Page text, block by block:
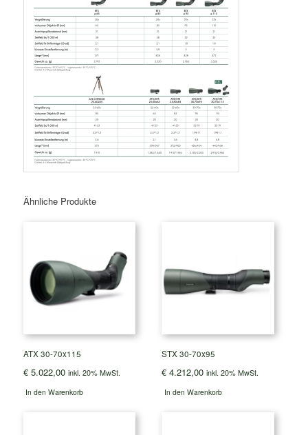
Ähnliche Produkte
ATX 30-70x115
€ 5.022,00 inkl. 20% MwSt.
In den Warenkorb
STX 30-70x95
€ 4.212,00 inkl. 20% MwSt.
In den Warenkorb